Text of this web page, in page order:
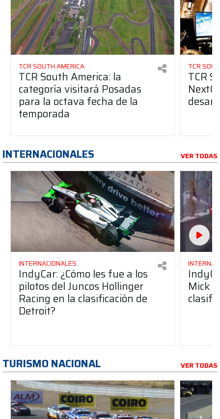
TCR SOUTH AMERICA
TCR South America: la
categoría visitará Posadas
para la octava fecha de la
temporada
TCR
TCR
INTERNACIONALES VER TODAS
INTERNACIONALES
IndyCar: ¿Cómo les fue a los
pilotos del Juncos Hollinger
Racing en la clasificación de
Detroit?
Mick
TURISMO NACIONAL VER TODAS